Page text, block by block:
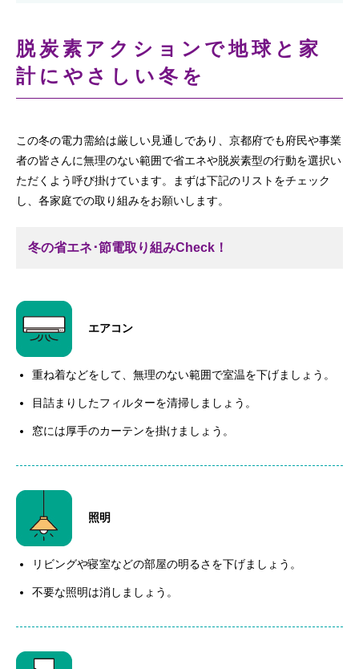
脱炭素アクションで地球と家
計にやさしい冬を
この冬の電力需給は厳しい見通しであり、京都府でも府民や事業
者の皆さんに無理のない範囲で省エネや脱炭素型の行動を選択い
ただくよう呼び掛けています。まずは下記のリストをチェック
し、各家庭での取り組みをお願いします。
冬の省エネ･節電取り組みCheck！
エアコン
重ね着などをして、無理のない範囲で室温を下げましょう。
目詰まりしたフィルターを清掃しましょう。
窓には厚手のカーテンを掛けましょう。
照明
リビングや寝室などの部屋の明るさを下げましょう。
不要な照明は消しましょう。